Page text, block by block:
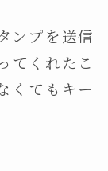
ンプを送信
てくれたこ
くてもキー